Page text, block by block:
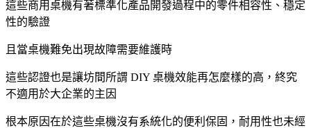
這些商用桌機有著標準化產品開發過程中的零件相容性、穩定
性的驗證
且當桌機難免出現故障需要維護時
這些認證也是讓坊間所謂 DIY 桌機效能再怎麼樣的高，終究
不適用於大企業的主因
根本原因在於這些桌機沒有系統化的便利保固，耐用性也未經